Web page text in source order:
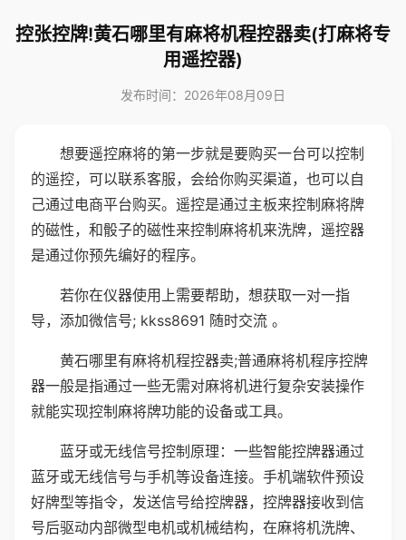
控张控牌!黄石哪里有麻将机程控器卖(打麻将专
用遥控器)
发布时间：2026年08月09日
想要遥控麻将的第一步就是要购买一台可以控制
的遥控，可以联系客服，会给你购买渠道，也可以自
己通过电商平台购买。遥控是通过主板来控制麻将牌
的磁性，和骰子的磁性来控制麻将机来洗牌，遥控器
是通过你预先编好的程序。
若你在仪器使用上需要帮助，想获取一对一指
导，添加微信号; kkss8691 随时交流 。
黄石哪里有麻将机程控器卖;普通麻将机程序控牌
器一般是指通过一些无需对麻将机进行复杂安装操作
就能实现控制麻将牌功能的设备或工具。
蓝牙或无线信号控制原理：一些智能控牌器通过
蓝牙或无线信号与手机等设备连接。手机端软件预设
好牌型等指令，发送信号给控牌器，控牌器接收到信
号后驱动内部微型电机或机械结构，在麻将机洗牌、